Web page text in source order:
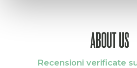
ABOUT US
Recensioni verificate